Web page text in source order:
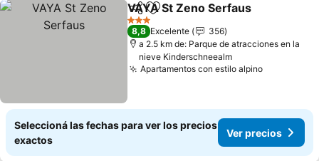
CompartirAñadir a favoritos
VAYA St Zeno Serfaus
3 Estrellas
8,8 Excelente
356
a 2.5 km de: Parque de atracciones en la
nieve Kinderschneealm
Apartamentos con estilo alpino
Seleccioná las fechas para ver los precios
exactos
Ver precios